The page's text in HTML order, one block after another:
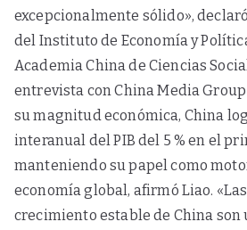
excepcionalmente sólido»,
del Instituto de Economía y
Academia China de Ciencias
entrevista con China Media Group
su magnitud económica, China
interanual del PIB del 5 % en el
manteniendo su papel como
economía global, afirmó Liao.
crecimiento estable de China son